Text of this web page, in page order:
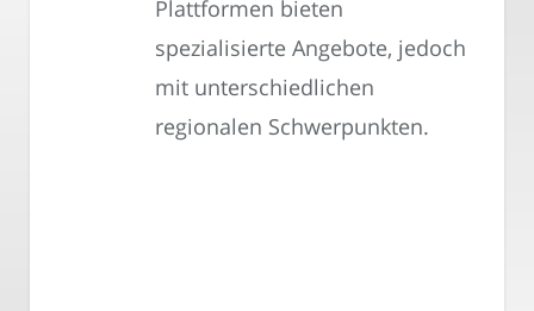
Plattformen bieten
spezialisierte Angebote, jedoch
mit unterschiedlichen
regionalen Schwerpunkten.